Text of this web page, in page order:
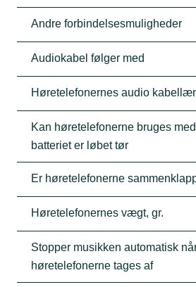
Andre forbindelsesmuligheder
Audiokabel følger med
Høretelefonernes audio
Kan høretelefonerne bruges
batteriet er løbet tør
Er høretelefonerne
Høretelefonernes vægt, gr.
Stopper musikken automatisk
høretelefonerne tages af